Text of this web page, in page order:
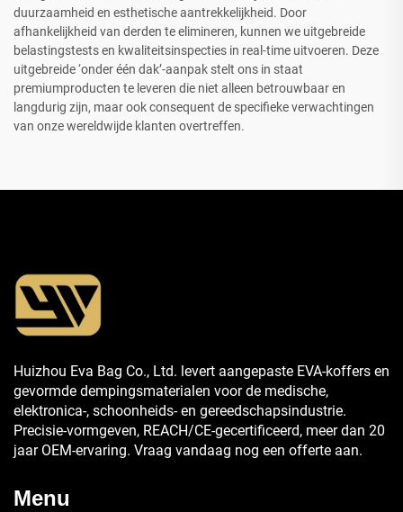
duurzaamheid en esthetische aantrekkelijkheid. Door
afhankelijkheid van derden te elimineren, kunnen we uitgebreide
belastingstests en kwaliteitsinspecties in real-time uitvoeren. Deze
uitgebreide ‘onder één dak’-aanpak stelt ons in staat
premiumproducten te leveren die niet alleen betrouwbaar en
langdurig zijn, maar ook consequent de specifieke verwachtingen
van onze wereldwijde klanten overtreffen.
Huizhou Eva Bag Co., Ltd. levert aangepaste EVA-koffers en
gevormde dempingsmaterialen voor de medische,
elektronica-, schoonheids- en gereedschapsindustrie.
Precisie-vormgeven, REACH/CE-gecertificeerd, meer dan 20
jaar OEM-ervaring. Vraag vandaag nog een offerte aan.
Menu